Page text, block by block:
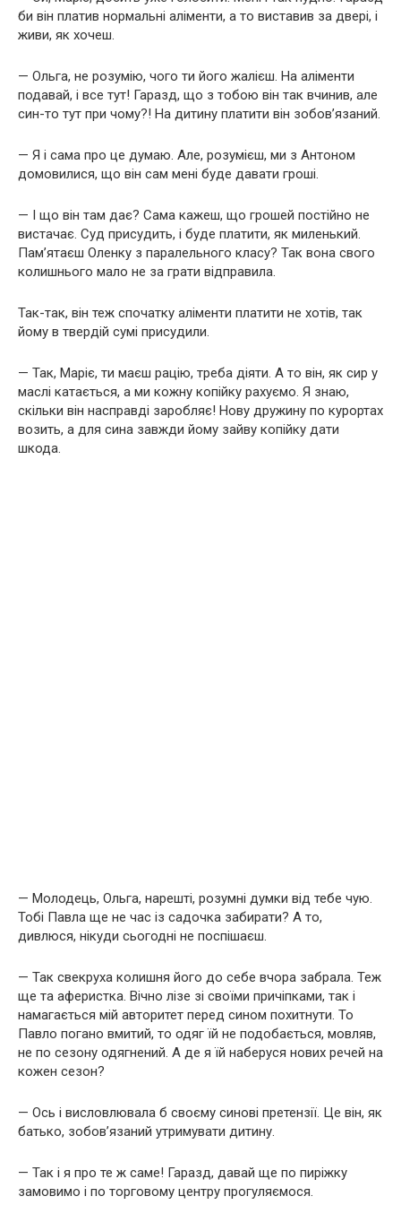
би він платив нормальні аліменти, а то виставив за двері, і
живи, як хочеш.
— Ольга, не розумію, чого ти його жалієш. На аліменти
подавай, і все тут! Гаразд, що з тобою він так вчинив, але
син-то тут при чому?! На дитину платити він зобов’язаний.
— Я і сама про це думаю. Але, розумієш, ми з Антоном
домовилися, що він сам мені буде давати гроші.
— І що він там дає? Сама кажеш, що грошей постійно не
вистачає. Суд присудить, і буде платити, як миленький.
Пам’ятаєш Оленку з паралельного класу? Так вона свого
колишнього мало не за грати відправила.
Так-так, він теж спочатку аліменти платити не хотів, так
йому в твердій сумі присудили.
— Так, Маріє, ти маєш рацію, треба діяти. А то він, як сир у
маслі катається, а ми кожну копійку рахуємо. Я знаю,
скільки він насправді заробляє! Нову дружину по курортах
возить, а для сина завжди йому зайву копійку дати
шкода.
— Молодець, Ольга, нарешті, розумні думки від тебе чую.
Тобі Павла ще не час із садочка забирати? А то,
дивлюся, нікуди сьогодні не поспішаєш.
— Так свекруха колишня його до себе вчора забрала. Теж
ще та аферистка. Вічно лізе зі своїми причіпками, так і
намагається мій авторитет перед сином похитнути. То
Павло погано вмитий, то одяг їй не подобається, мовляв,
не по сезону одягнений. А де я їй наберуся нових речей на
кожен сезон?
— Ось і висловлювала б своєму синові претензії. Це він, як
батько, зобов’язаний утримувати дитину.
— Так і я про те ж саме! Гаразд, давай ще по пиріжку
замовимо і по торговому центру прогуляємося.